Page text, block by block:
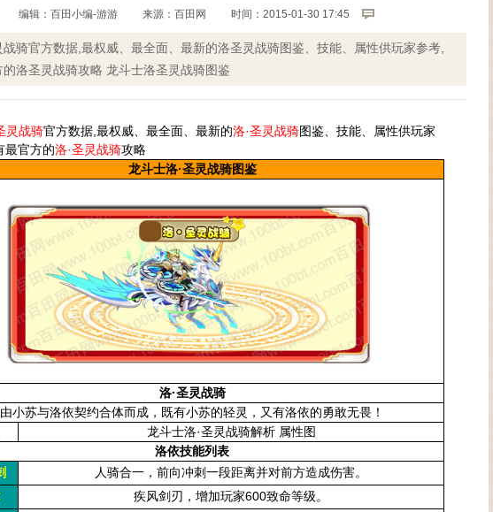
编辑：百田小编-游游 来源： 百田网 时间：2015-01-30 17:45
骑官方数据,最权威、最全面、最新的洛圣灵战骑图鉴、技能、属性供玩家参考,
的洛圣灵战骑攻略 龙斗士洛圣灵战骑图鉴
灵战骑官方数据,最权威、最全面、最新的洛·圣灵战骑图鉴、技能、属性供玩家
最官方的洛·圣灵战骑攻略
龙斗士洛·圣灵战骑图鉴
洛·圣灵战骑
由小苏与洛依契约合体而成，既有小苏的轻灵，又有洛依的勇敢无畏！
龙斗士洛·圣灵战骑解析 属性图
洛依技能列表
人骑合一，前向冲刺一段距离并对前方造成伤害。
疾风剑刃，增加玩家600致命等级。